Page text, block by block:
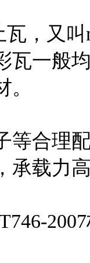
，又
瓦一般
等合理
承载力